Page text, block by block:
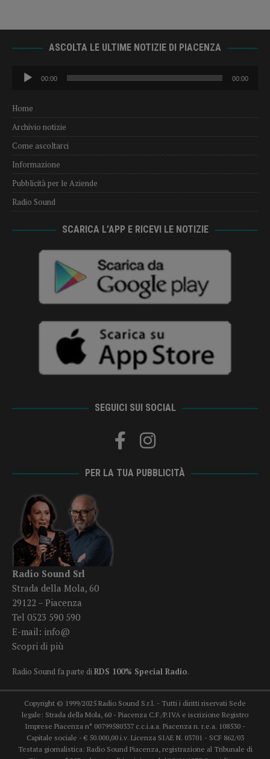
ASCOLTA LE ULTIME NOTIZIE DI PIACENZA
Audio
Player
00:00 00:00
Home
Archivio notizie
Come ascoltarci
Informazione
Pubblicità per le Aziende
Radio Sound
SCARICA L’APP E RICEVI LE NOTIZIE
SEGUICI SUI SOCIAL
PER LA TUA PUBBLICITÀ
Radio Sound Srl
Strada della Mola, 60
29122 – Piacenza
Tel 0523 590 590
E-mail: info@
Scopri di più
Radio Sound fa parte diRDS 100% Special Radio.
Copyright © 1999/2025 Radio Sound S.r.l. - Tutti i diritti riservati Sede
legale: Strada della Mola, 60 - Piacenza C.F./P.IVA e iscrizione Registro
Imprese Piacenza n° 00799580337 c.c.i.a.a. Piacenza n. r.e.a. 108530 -
Capitale sociale - € 50.000,00 i.v. Licenza SIAE N. 03701 - SCF 862/03
Testata giornalistica: Radio Sound Piacenza, registrazione al Tribunale di